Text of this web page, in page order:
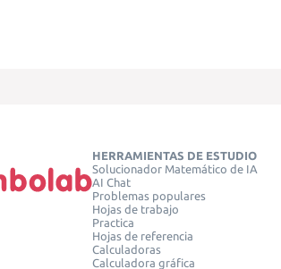
HERRAMIENTAS DE ESTUDIO
Solucionador Matemático de IA
AI Chat
Problemas populares
Hojas de trabajo
Practica
Hojas de referencia
Calculadoras
Calculadora gráfica